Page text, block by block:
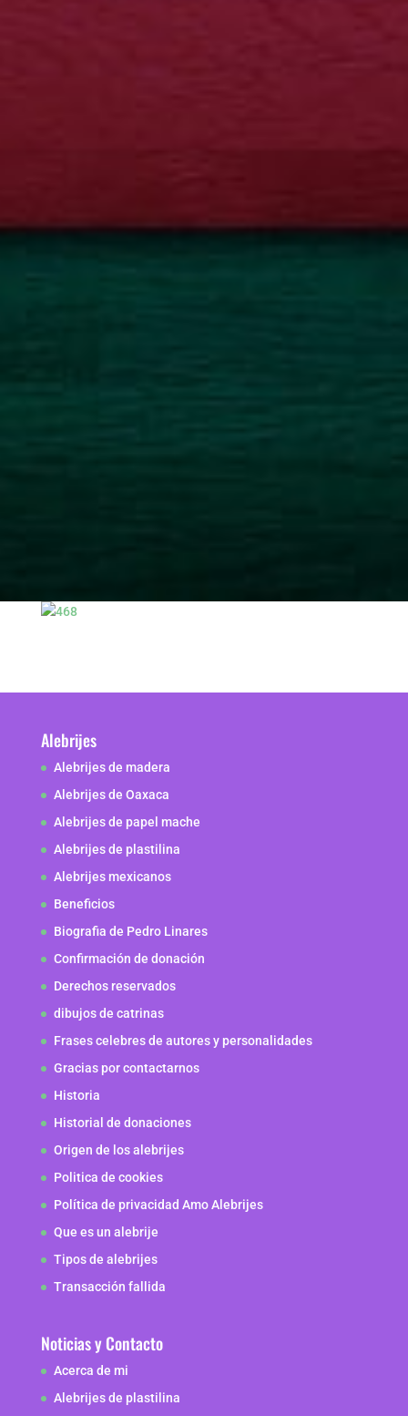
Alebrijes
Alebrijes de madera
Alebrijes de Oaxaca
Alebrijes de papel mache
Alebrijes de plastilina
Alebrijes mexicanos
Beneficios
Biografia de Pedro Linares
Confirmación de donación
Derechos reservados
dibujos de catrinas
Frases celebres de autores y personalidades
Gracias por contactarnos
Historia
Historial de donaciones
Origen de los alebrijes
Politica de cookies
Política de privacidad Amo Alebrijes
Que es un alebrije
Tipos de alebrijes
Transacción fallida
Noticias y Contacto
Acerca de mi
Alebrijes de plastilina